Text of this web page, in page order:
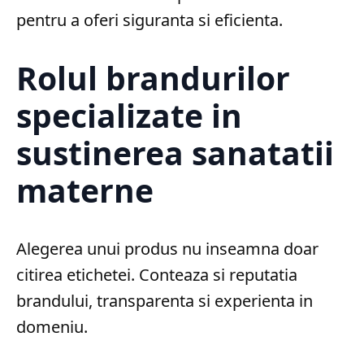
pentru a oferi siguranta si eficienta.
Rolul brandurilor
specializate in
sustinerea sanatatii
materne
Alegerea unui produs nu inseamna doar
citirea etichetei. Conteaza si reputatia
brandului, transparenta si experienta in
domeniu.